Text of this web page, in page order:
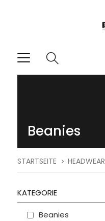
Beanies
STARTSEITE HEADWEAR
KATEGORIE
Beanies